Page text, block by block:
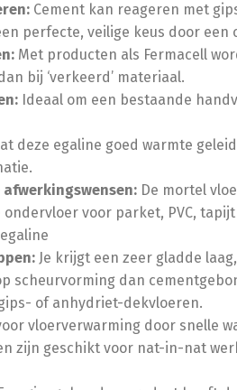
Cement kan reageren met
perfecte, veilige keus door
Met producten als Fermacell
bij ‘verkeerd’ materiaal.
Ideaal om een bestaande
deze egaline goed warmte
De mortel
voor parket, PVC,
Je krijgt een zeer gladde
scheurvorming dan
of anhydriet-dekvloeren.
vloerverwarming door snelle
zijn geschikt voor nat-in-nat